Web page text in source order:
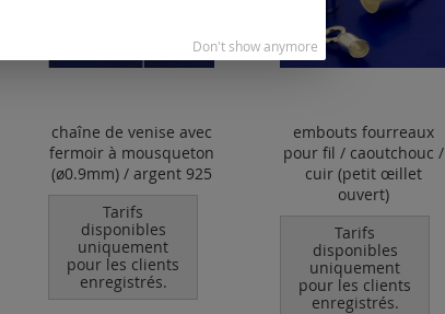
chaîne de venise avec
fermoir à mousqueton
(ø0.9mm) / argent 925
Tarifs
disponibles
uniquement
pour les clients
enregistrés.
embouts fourreaux
pour fil / caoutchouc /
cuir (petit œillet
ouvert)
Tarifs
disponibles
uniquement
pour les clients
enregistrés.
Don't show anymore